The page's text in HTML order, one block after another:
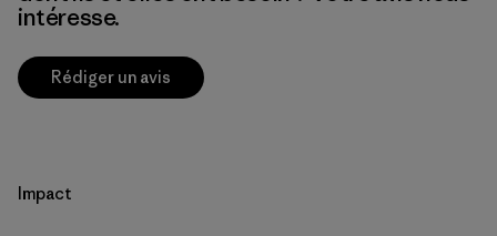
intéresse.
Rédiger un avis
Impact